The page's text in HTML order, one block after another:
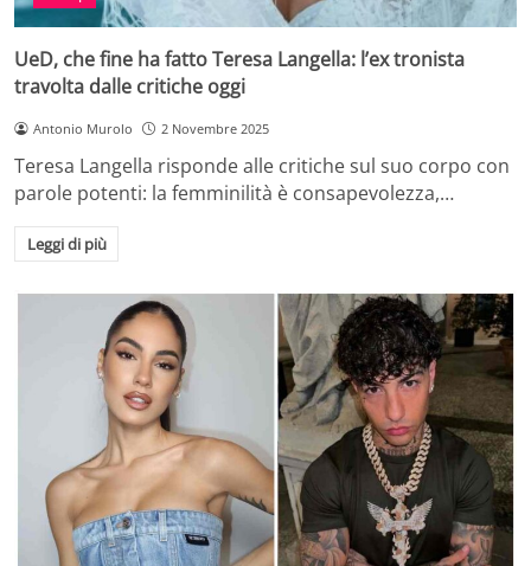
UeD, che fine ha fatto Teresa Langella: l’ex tronista
travolta dalle critiche oggi
Antonio Murolo 2 Novembre 2025
Teresa Langella risponde alle critiche sul suo corpo con
parole potenti: la femminilità è consapevolezza,…
Leggi di più